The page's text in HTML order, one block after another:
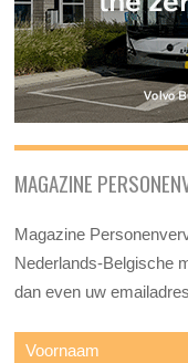
MAGAZINE
Magazine
Nederlands-Belgische
dan even uw